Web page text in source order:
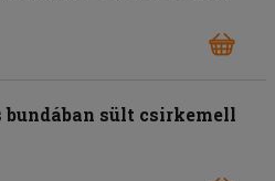
bundában sült csirkemell